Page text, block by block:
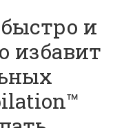
и
избавит